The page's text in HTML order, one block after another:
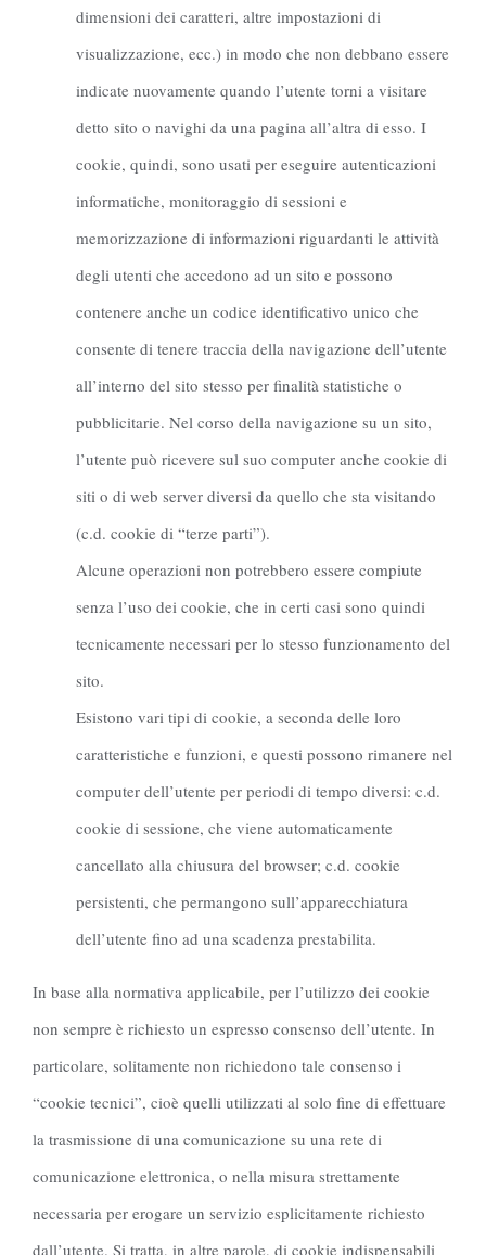
dimensioni dei caratteri, altre impostazioni di
visualizzazione, ecc.) in modo che non debbano essere
indicate nuovamente quando l’utente torni a visitare
detto sito o navighi da una pagina all’altra di esso. I
cookie, quindi, sono usati per eseguire autenticazioni
informatiche, monitoraggio di sessioni e
memorizzazione di informazioni riguardanti le attività
degli utenti che accedono ad un sito e possono
contenere anche un codice identificativo unico che
consente di tenere traccia della navigazione dell’utente
all’interno del sito stesso per finalità statistiche o
pubblicitarie. Nel corso della navigazione su un sito,
l’utente può ricevere sul suo computer anche cookie di
siti o di web server diversi da quello che sta visitando
(c.d. cookie di “terze parti”).
Alcune operazioni non potrebbero essere compiute
senza l’uso dei cookie, che in certi casi sono quindi
tecnicamente necessari per lo stesso funzionamento del
sito.
Esistono vari tipi di cookie, a seconda delle loro
caratteristiche e funzioni, e questi possono rimanere nel
computer dell’utente per periodi di tempo diversi: c.d.
cookie di sessione, che viene automaticamente
cancellato alla chiusura del browser; c.d. cookie
persistenti, che permangono sull’apparecchiatura
dell’utente fino ad una scadenza prestabilita.
In base alla normativa applicabile, per l’utilizzo dei cookie
non sempre è richiesto un espresso consenso dell’utente. In
particolare, solitamente non richiedono tale consenso i
“cookie tecnici”, cioè quelli utilizzati al solo fine di effettuare
la trasmissione di una comunicazione su una rete di
comunicazione elettronica, o nella misura strettamente
necessaria per erogare un servizio esplicitamente richiesto
dall’utente. Si tratta, in altre parole, di cookie indispensabili